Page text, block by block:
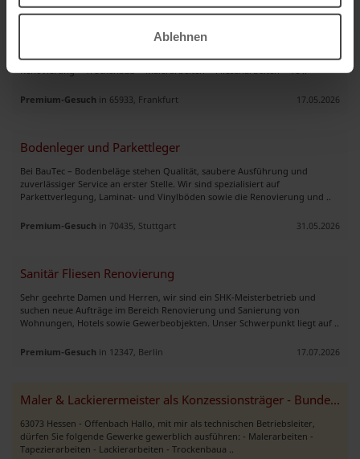
Ablehnen
Wir sind eine zuverlässige Baufirma aus Frankfurt und suchen neue
Aufträge von Privatkunden sowie Firmen. Unsere Leistungen: *
Renovierung * Trockenbau * Malerarbeiten * Fliesenarbeiten * Te ..
Premium-Gesuch in 65933, Frankfurt 17.05.2026
Bodenleger und Parkettleger
Bei BauTec – Bodenbeläge stehen Qualität, saubere Ausführung und
zuverlässiger Service an erster Stelle. Wir sind spezialisiert auf
Parkettverlegung, Laminat- und Vinylböden sowie die Renovierung und ..
Premium-Gesuch in 70435, Stuttgart 31.05.2026
Sanitär Fliesen Renovierung
Sehr geehrte Damen und Herren, wir sind ein SHK-Meisterbetrieb und
suchen neue Aufträge im Bereich Renovierung und Sanierung von
Wohnungen, Hotels sowie Gewerbeobjekten. Unser Schwerpunkt liegt auf ..
Premium-Gesuch in 12347, Berlin 17.07.2026
Maler & Lackierermeister als Konzessionsträger - Bundesweit
63073 Hessen - Offenbach Hallo, mit mir als technischen Betriebsleiter,
dürfen Sie folgende Gewerke gewerblich ausführen: - Malerarbeiten -
Tapezierarbeiten - Lackierarbeiten - Trockenbaua ..